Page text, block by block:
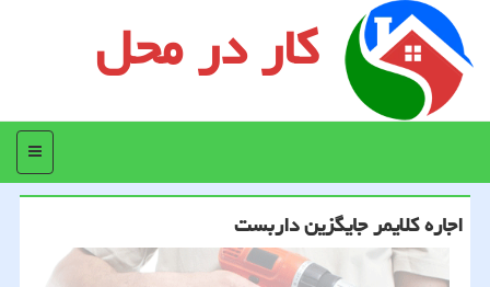
کار در محل
منو
اجاره کلایمر جایگزین داربست